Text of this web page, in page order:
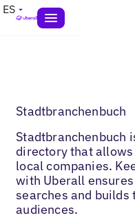
ES
Stadtbranchenbuch
Stadtbranchenbuch
directory that
local companies.
with Uberall
searches and
audiences.